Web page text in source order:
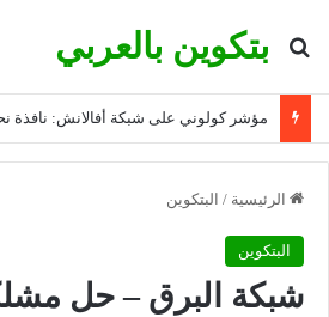
بتكوين بالعربي
بحث عن
مؤشر كولوني على شبكة أفالانش: نافذة
الرئيسية / البتكوين
البتكوين
شبكة البرق – حل